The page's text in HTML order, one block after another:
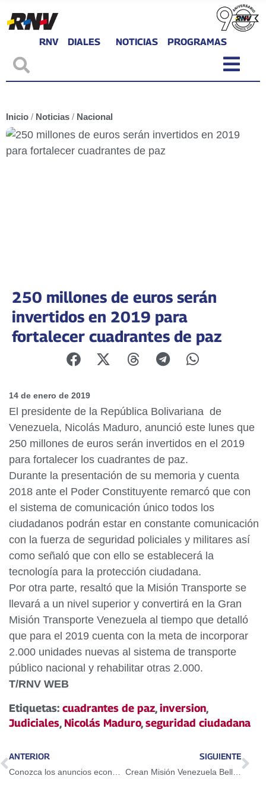
RNV DIALES NOTICIAS PROGRAMAS
Inicio / Noticias / Nacional
250 millones de euros serán
invertidos en 2019 para
fortalecer cuadrantes de paz
14 de enero de 2019
El presidente de la República Bolivariana de
Venezuela, Nicolás Maduro, anunció este lunes que
250 millones de euros serán invertidos en el 2019
para fortalecer los cuadrantes de paz.
Durante la presentación de su memoria y cuenta
2018 ante el Poder Constituyente remarcó que con
el sistema de comunicación único todos los
ciudadanos podrán estar en constante comunicación
con la fuerza de seguridad policiales y militares así
como señaló que con ello se establecerá la
tecnología para la protección ciudadana.
Por otra parte, resaltó que la Misión Transporte se
llevará a un nivel superior y convertirá en la Gran
Misión Transporte Venezuela al tiempo que detalló
que para el 2019 cuenta con la meta de incorporar
2.000 unidades nuevas al sistema de transporte
público nacional y rehabilitar otras 2.000.
T/RNV WEB
Etiquetas: cuadrantes de paz,inversion,
Judiciales, Nicolás Maduro,seguridad ciudadana
ANTERIOR
Conozca los anuncios económicos y sociales realizados este lunes por el Presidente Maduro
SIGUIENTE
Crean Misión Venezuela Bella para las 50 ciudades más pobladas del país